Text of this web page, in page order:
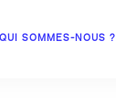
QUI SOMMES-NOUS ?